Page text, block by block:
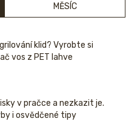
MĚSÍC
klid? Vyrobte si
vos z PET lahve
v pračce a nezkazit je.
i osvědčené tipy